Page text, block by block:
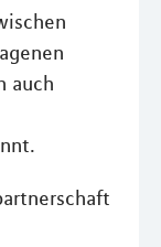
auch